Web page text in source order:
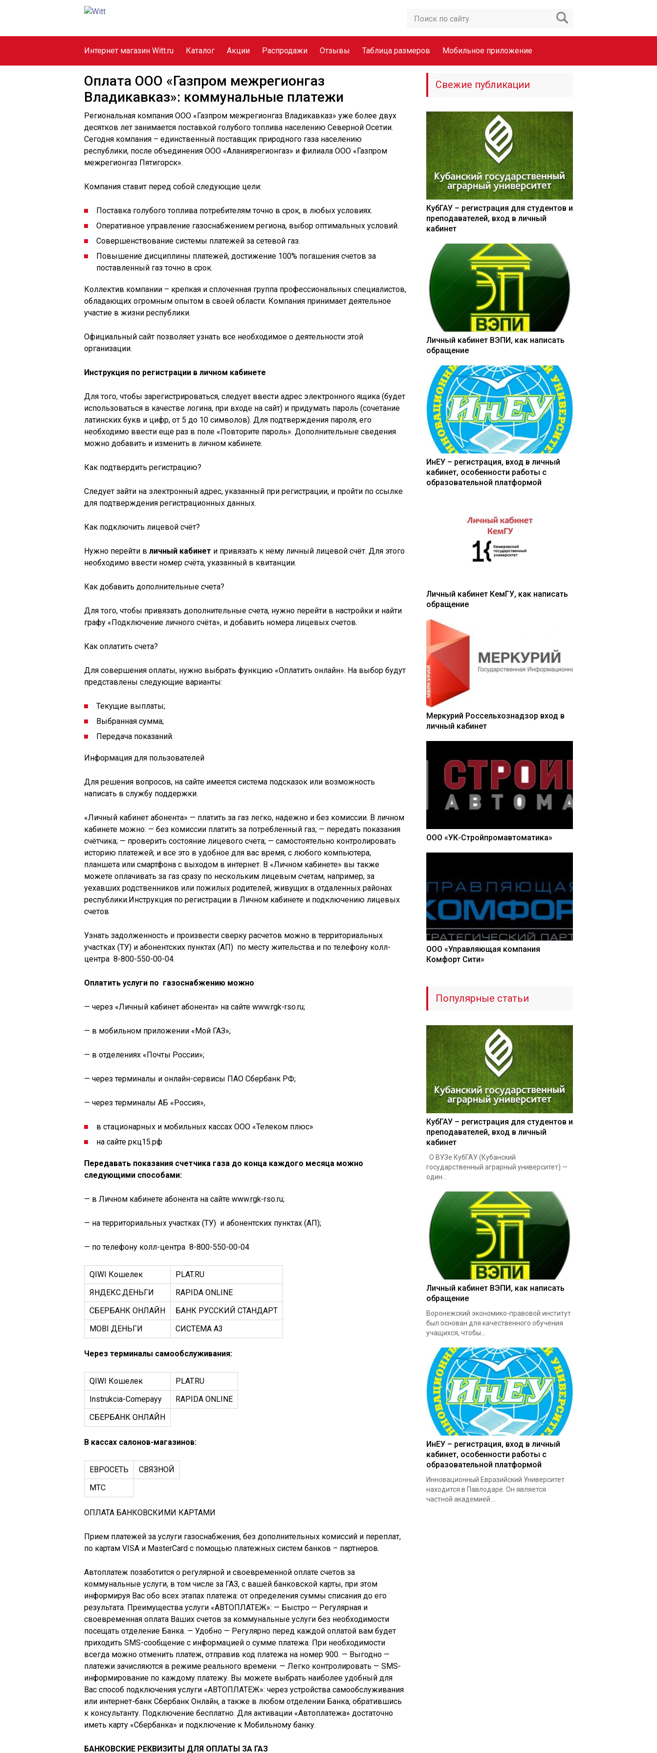
Интернет магазин Witt.ru Каталог Акции Распродажи Отзывы Таблица размеров Мобильное приложение
Оплата ООО «Газпром межрегионгаз
Владикавказ»: коммунальные платежи
Региональная компания ООО «Газпром межрегионгаз Владикавказ» уже более двух
десятков лет занимается поставкой голубого топлива населению Северной Осетии.
Сегодня компания – единственный поставщик природного газа населению
республики, после объединения ООО «Аланиярегионгаз» и филиала ООО «Газпром
межрегионгаз Пятигорск».
Компания ставит перед собой следующие цели:
Поставка голубого топлива потребителям точно в срок, в любых условиях.
Оперативное управление газоснабжением региона, выбор оптимальных условий.
Совершенствование системы платежей за сетевой газ.
Повышение дисциплины платежей, достижение 100% погашения счетов за
поставленный газ точно в срок.
Коллектив компании – крепкая и сплоченная группа профессиональных специалистов,
обладающих огромным опытом в своей области. Компания принимает деятельное
участие в жизни республики.
Официальный сайт позволяет узнать все необходимое о деятельности этой
организации.
Инструкция по регистрации в личном кабинете
Для того, чтобы зарегистрироваться, следует ввести адрес электронного ящика (будет
использоваться в качестве логина, при входе на сайт) и придумать пароль (сочетание
латинских букв и цифр, от 5 до 10 символов). Для подтверждения пароля, его
необходимо ввести еще раз в поле «Повторите пароль». Дополнительные сведения
можно добавить и изменить в личном кабинете.
Как подтвердить регистрацию?
Следует зайти на электронный адрес, указанный при регистрации, и пройти по ссылке
для подтверждения регистрационных данных.
Как подключить лицевой счёт?
Нужно перейти в личный кабинет и привязать к нему личный лицевой счёт. Для этого
необходимо ввести номер счёта, указанный в квитанции.
Как добавить дополнительные счета?
Для того, чтобы привязать дополнительные счета, нужно перейти в настройки и найти
графу «Подключение личного счёта», и добавить номера лицевых счетов.
Как оплатить счета?
Для совершения оплаты, нужно выбрать функцию «Оплатить онлайн». На выбор будут
представлены следующие варианты:
Текущие выплаты;
Выбранная сумма;
Передача показаний.
Информация для пользователей
Для решения вопросов, на сайте имеется система подсказок или возможность
написать в службу поддержки.
«Личный кабинет абонента» — платить за газ легко, надежно и без комиссии. В личном
кабинете можно: — без комиссии платить за потребленный газ; — передать показания
счётчика; — проверить состояние лицевого счета; — самостоятельно контролировать
историю платежей; и все это в удобное для вас время, с любого компьютера,
планшета или смартфона с выходом в интернет. В «Личном кабинете» вы также
можете оплачивать за газ сразу по нескольким лицевым счетам, например, за
уехавших родственников или пожилых родителей, живущих в отдаленных районах
республики.Инструкция по регистрации в Личном кабинете и подключению лицевых
счетов
Узнать задолженность и произвести сверку расчетов можно в территориальных
участках (ТУ) и абонентских пунктах (АП) по месту жительства и по телефону колл-
центра 8-800-550-00-04.
Оплатить услуги по газоснабжению можно
— через «Личный кабинет абонента» на сайте www.rgk-rso.ru;
— в мобильном приложении «Мой ГАЗ»;
— в отделениях «Почты России»;
— через терминалы и онлайн-сервисы ПАО Сбербанк РФ;
— через терминалы АБ «Россия»,
в стационарных и мобильных кассах ООО «Телеком плюс»
на сайте ркц15.рф
Передавать показания счетчика газа до конца каждого месяца можно
следующими способами:
— в Личном кабинете абонента на сайте www.rgk-rso.ru;
— на территориальных участках (ТУ) и абонентских пунктах (АП);
— по телефону колл-центра 8-800-550-00-04
QIWI Кошелек
PLAT.RU
ЯНДЕКС.ДЕНЬГИ
RAPIDA ONLINE
СБЕРБАНК ОНЛАЙН
БАНК РУССКИЙ СТАНДАРТ
MOBI ДЕНЬГИ
СИСТЕМА А3
Через терминалы самообслуживания:
QIWI Кошелек
PLAT.RU
Instrukcia-Comepayy
RAPIDA ONLINE
СБЕРБАНК ОНЛАЙН
В кассах салонов-магазинов:
ЕВРОСЕТЬ
СВЯЗНОЙ
МТС
ОПЛАТА БАНКОВСКИМИ КАРТАМИ
Прием платежей за услуги газоснабжения, без дополнительных комиссий и переплат,
по картам VISA и MasterCard с помощью платежных систем банков – партнеров.
Автоплатеж позаботится о регулярной и своевременной оплате счетов за
коммунальные услуги, в том числе за ГАЗ, с вашей банковской карты, при этом
информируя Вас обо всех этапах платежа: от определения суммы списания до его
результата. Преимущества услуги «АВТОПЛАТЕЖ»: — Быстро — Регулярная и
своевременная оплата Ваших счетов за коммунальные услуги без необходимости
посещать отделение Банка. — Удобно — Регулярно перед каждой оплатой вам будет
приходить SMS-сообщение с информацией о сумме платежа. При необходимости
всегда можно отменить платеж, отправив код платежа на номер 900. — Выгодно —
платежи зачисляются в режиме реального времени. — Легко контролировать — SMS-
информирование по каждому платежу. Вы можете выбрать наиболее удобный для
Вас способ подключения услуги «АВТОПЛАТЕЖ»: через устройства самообслуживания
или интернет-банк Сбербанк Онлайн, а также в любом отделении Банка, обратившись
к консультанту. Подключение бесплатно. Для активации «Автоплатежа» достаточно
иметь карту «Сбербанка» и подключение к Мобильному банку.
БАНКОВСКИЕ РЕКВИЗИТЫ ДЛЯ ОПЛАТЫ ЗА ГАЗ
Свежие публикации
КубГАУ – регистрация для студентов и
преподавателей, вход в личный
кабинет
Личный кабинет ВЭПИ, как написать
обращение
ИнЕУ – регистрация, вход в личный
кабинет, особенности работы с
образовательной платформой
Личный кабинет КемГУ, как написать
обращение
Меркурий Россельхознадзор вход в
личный кабинет
ООО «УК-Стройпромавтоматика»
ООО «Управляющая компания
Комфорт Сити»
Популярные статьи
КубГАУ – регистрация для студентов и
преподавателей, вход в личный
кабинет
О ВУЗе КубГАУ (Кубанский
государственный аграрный университет) —
один...
Личный кабинет ВЭПИ, как написать
обращение
Воронежский экономико-правовой институт
был основан для качественного обучения
учащихся, чтобы...
ИнЕУ – регистрация, вход в личный
кабинет, особенности работы с
образовательной платформой
Инновационный Евразийский Университет
находится в Павлодаре. Он является
частной академией....